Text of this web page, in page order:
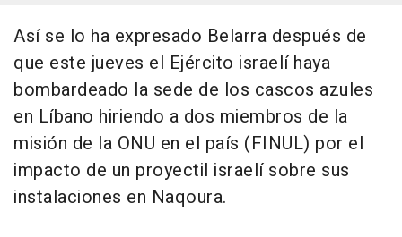
Así se lo ha expresado Belarra después de
que este jueves el Ejército israelí haya
bombardeado la sede de los cascos azules
en Líbano hiriendo a dos miembros de la
misión de la ONU en el país (FINUL) por el
impacto de un proyectil israelí sobre sus
instalaciones en Naqoura.